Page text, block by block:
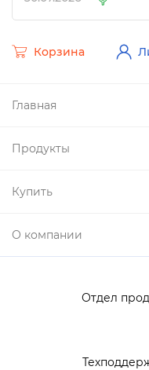
Главная
Продукты
Купить
О компании
Корзина
Отдел